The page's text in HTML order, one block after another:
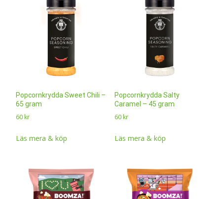
Popcornkrydda Sweet Chili –
65 gram
60 kr
Läs mera & köp
Popcornkrydda Salty
Caramel – 45 gram
60 kr
Läs mera & köp